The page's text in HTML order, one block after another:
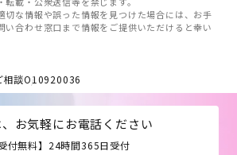
切な情報や誤った情報を見つけた場合には、お手
い合わせ窓口まで情報をご提供いただけると幸い
相談O10920036
、お気軽にお電話ください
受付無料】24時間365日受付